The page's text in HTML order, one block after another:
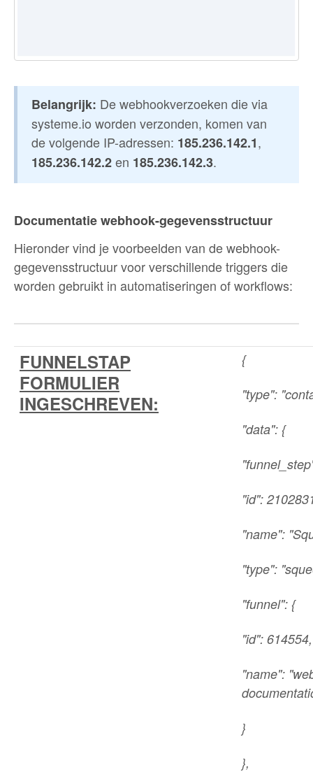
Belangrijk: De webhookverzoeken die via
systeme.io worden verzonden, komen van
de volgende IP-adressen: 185.236.142.1,
185.236.142.2en 185.236.142.3.
Documentatie webhook-gegevensstructuur
Hieronder vind je voorbeelden van de webhook-
gegevensstructuur voor verschillende triggers die
worden gebruikt in automatiseringen of workflows:
FUNNELSTAP
FORMULIER
INGESCHREVEN:
{
"type":
"data": {
"id":
"name":
"type":
"funnel": {
"id": 614554,
"name":
}
},